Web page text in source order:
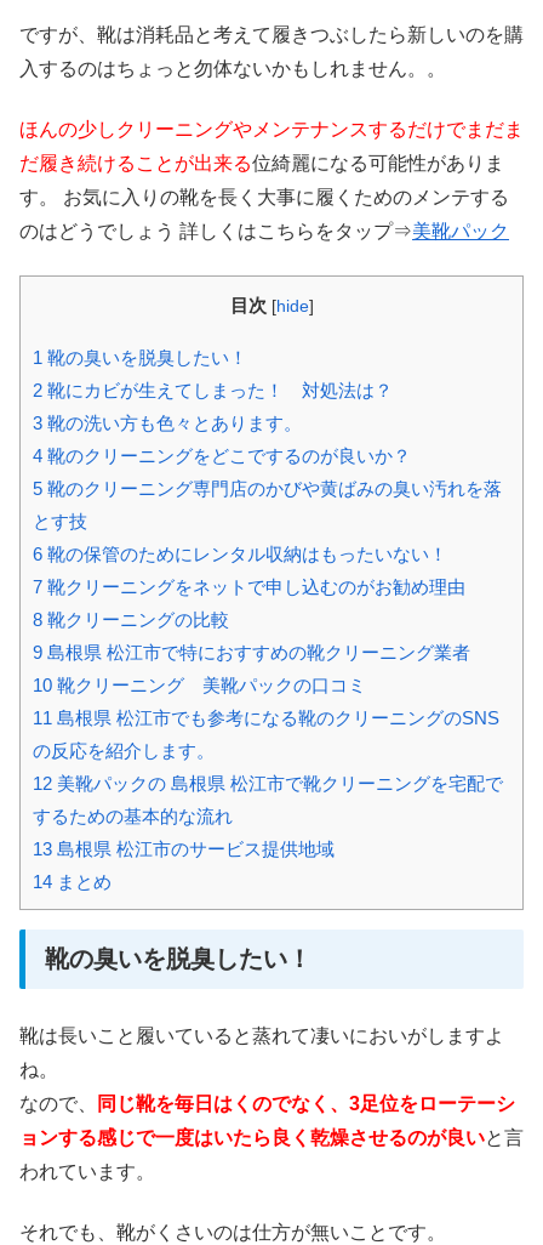
ですが、靴は消耗品と考えて履きつぶしたら新しいのを購
入するのはちょっと勿体ないかもしれません。。
ほんの少しクリーニングやメンテナンスするだけでまだま
だ履き続けることが出来る位綺麗になる可能性がありま
す。 お気に入りの靴を長く大事に履くためのメンテする
のはどうでしょう 詳しくはこちらをタップ⇒美靴パック
目次 [hide]
1 靴の臭いを脱臭したい！
2 靴にカビが生えてしまった！ 対処法は？
3 靴の洗い方も色々とあります。
4 靴のクリーニングをどこでするのが良いか？
5 靴のクリーニング専門店のかびや黄ばみの臭い汚れを落
とす技
6 靴の保管のためにレンタル収納はもったいない！
7 靴クリーニングをネットで申し込むのがお勧め理由
8 靴クリーニングの比較
9 島根県 松江市で特におすすめの靴クリーニング業者
10 靴クリーニング 美靴パックの口コミ
11 島根県 松江市でも参考になる靴のクリーニングのSNS
の反応を紹介します。
12 美靴パックの 島根県 松江市で靴クリーニングを宅配で
するための基本的な流れ
13 島根県 松江市のサービス提供地域
14 まとめ
靴の臭いを脱臭したい！
靴は長いこと履いていると蒸れて凄いにおいがしますよ
ね。
なので、
同じ靴を毎日はくのでなく、3足位をローテーシ
ョンする感じで一度はいたら良く乾燥させるのが良いと言
われています。
それでも、靴がくさいのは仕方が無いことです。